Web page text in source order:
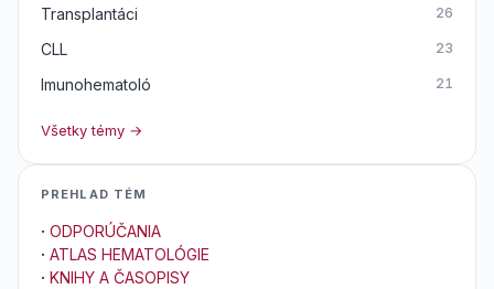
Transplantáci 26
CLL 23
Imunohematoló 21
Všetky témy →
PREHLAD TÉM
· ODPORÚČANIA
· ATLAS HEMATOLÓGIE
· KNIHY A ČASOPISY